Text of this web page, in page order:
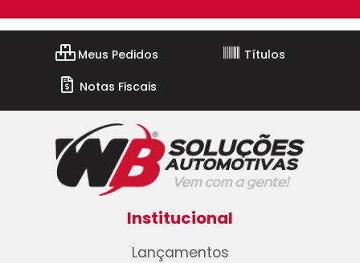
Meus Pedidos
Títulos
Notas Fiscais
Institucional
Lançamentos